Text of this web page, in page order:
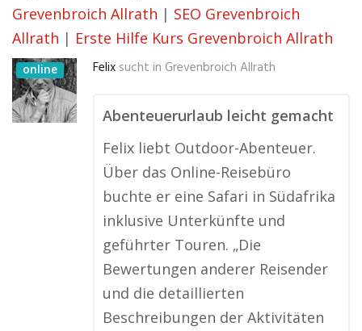
Grevenbroich Allrath | SEO Grevenbroich
Allrath | Erste Hilfe Kurs Grevenbroich Allrath
online Felix sucht in Grevenbroich Allrath
Abenteuerurlaub leicht gemacht
Felix liebt Outdoor-Abenteuer.
Über das Online-Reisebüro
buchte er eine Safari in Südafrika
inklusive Unterkünfte und
geführter Touren. „Die
Bewertungen anderer Reisender
und die detaillierten
Beschreibungen der Aktivitäten